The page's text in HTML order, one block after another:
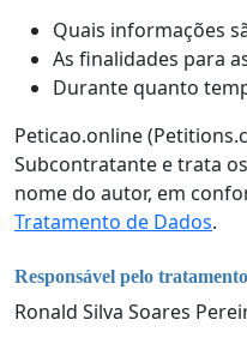
Quais informações
As finalidades para
Durante quanto
Peticao.online
Subcontratante e trata
nome do autor, em
Tratamento de Dados.
Responsável pelo
Ronald Silva Soares